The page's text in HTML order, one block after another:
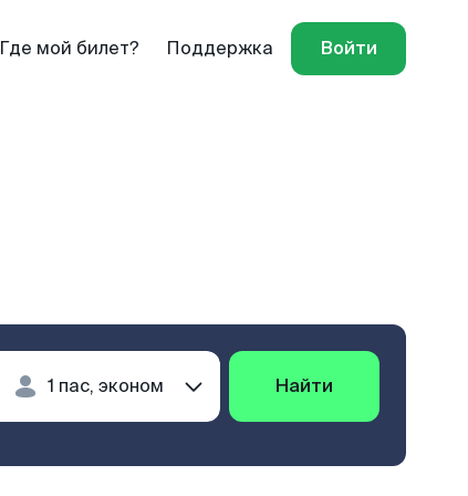
Где мой билет? Поддержка Войти
Найти